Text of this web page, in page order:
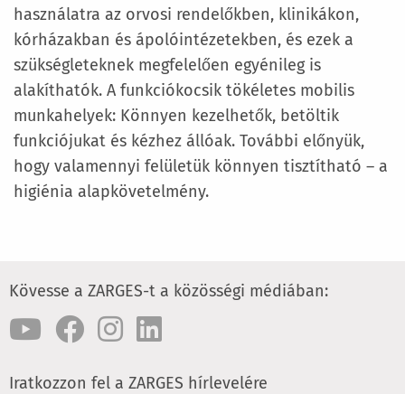
használatra az orvosi rendelőkben, klinikákon,
kórházakban és ápolóintézetekben, és ezek a
szükségleteknek megfelelően egyénileg is
alakíthatók. A funkciókocsik tökéletes mobilis
munkahelyek: Könnyen kezelhetők, betöltik
funkciójukat és kézhez állóak. További előnyük,
hogy valamennyi felületük könnyen tisztítható – a
higiénia alapkövetelmény.
Kövesse a ZARGES-t a közösségi médiában:
Iratkozzon fel a ZARGES hírlevelére